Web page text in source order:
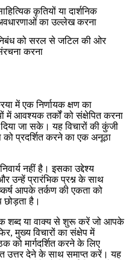
कृतियों या दार्शनिक
का उल्लेख करना
को सरल से जटिल की ओर
करना
में एक निर्णायक क्षण का
में आवश्यक तर्कों को संक्षेपित करना
दिया जा सके। यह विचारों की कुंजी
प्रदर्शित करने का एक अनूठा
नहीं है। इसका उद्देश्य
उन्हें प्रारंभिक प्रश्न के साथ
आपके तर्कण की एकता को
है।
शब्द या वाक्य से शुरू करें जो आपके
मुख्य विचारों का संक्षेप में
को मार्गदर्शित करने के लिए
उत्तर देने के साथ समाप्त करें। यह